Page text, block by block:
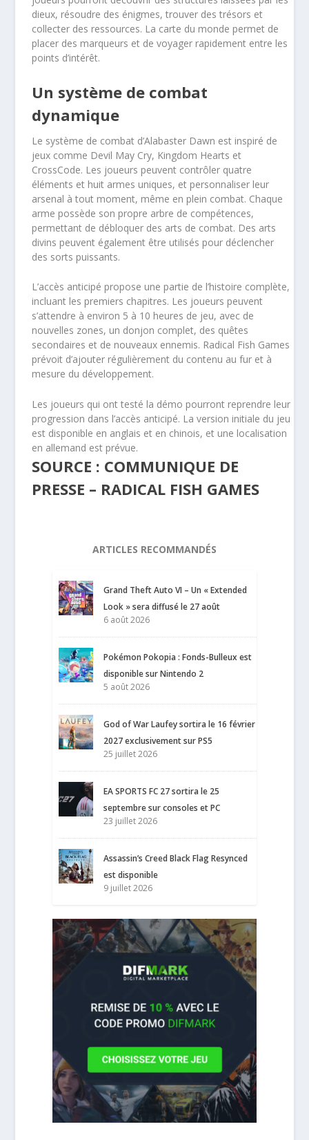
dieux, résoudre des énigmes, trouver des trésors et
collecter des ressources. La carte du monde permet de
placer des marqueurs et de voyager rapidement entre les
points d’intérêt.
Un système de combat
dynamique
Le système de combat d’Alabaster Dawn est inspiré de
jeux comme Devil May Cry, Kingdom Hearts et
CrossCode. Les joueurs peuvent contrôler quatre
éléments et huit armes uniques, et personnaliser leur
arsenal à tout moment, même en plein combat. Chaque
arme possède son propre arbre de compétences,
permettant de débloquer des arts de combat. Des arts
divins peuvent également être utilisés pour déclencher
des sorts puissants.
L’accès anticipé propose une partie de l’histoire complète,
incluant les premiers chapitres. Les joueurs peuvent
s’attendre à environ 5 à 10 heures de jeu, avec de
nouvelles zones, un donjon complet, des quêtes
secondaires et de nouveaux ennemis. Radical Fish Games
prévoit d’ajouter régulièrement du contenu au fur et à
mesure du développement.
Les joueurs qui ont testé la démo pourront reprendre leur
progression dans l’accès anticipé. La version initiale du jeu
est disponible en anglais et en chinois, et une localisation
en allemand est prévue.
SOURCE : COMMUNIQUE DE
PRESSE – RADICAL FISH GAMES
ARTICLES RECOMMANDÉS
Grand Theft Auto VI – Un « Extended
Look » sera diffusé le 27 août
6 août 2026
Pokémon Pokopia : Fonds-Bulleux est
disponible sur Nintendo 2
5 août 2026
God of War Laufey sortira le 16 février
2027 exclusivement sur PS5
25 juillet 2026
EA SPORTS FC 27 sortira le 25
septembre sur consoles et PC
23 juillet 2026
Assassin’s Creed Black Flag Resynced
est disponible
9 juillet 2026